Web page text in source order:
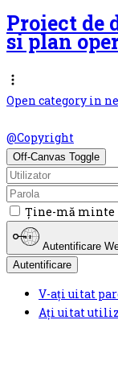
Proiect de
si plan
Open category in
@Copyright
Off-Canvas Toggle
Ţine-mă minte
Autentificare
Autentificare
V-ați uitat
Ați uitat